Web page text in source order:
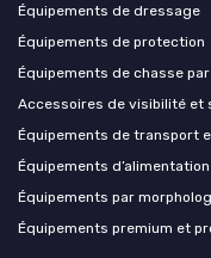
Équipements de dressage
Équipements de protection
Équipements de chasse
Accessoires de visibilité et
Équipements de transport
Équipements
Équipements par
Équipements premium et